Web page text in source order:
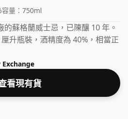
容量： 750ml
蘇格蘭威士忌，已陳釀 10 年。
升瓶裝，酒精度為 40%，相當正
看現有貨